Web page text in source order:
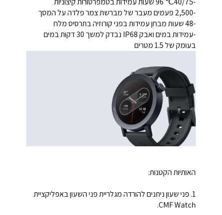
-2,500 פעמים מעבר של מברשת צמר פלדה על המסך
-48 שעות מבחן עמידות בפני קורוזיה בתרסיס מלח
-עמידות במים ואבק IP68 נבדק למשך 30 דקות במים
בעומק של 1.5 מטרים
האותיות הקטנות:
1. פני שעון ניתנים להורדה מגלריית פני השעון באפליקציית
CMF Watch.